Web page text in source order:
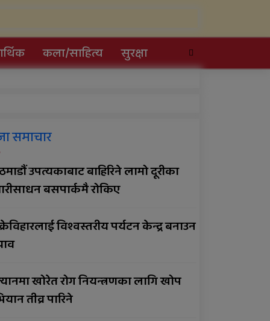
कला/साहित्य सुरक्षा
प्रदेशमै पहिलो प्रविधिमैत्री बन्दै
विरेन्द्रनगर
सार्वजनिक बिदामा पनि सेवा
सुर्खेतमा लागुऔषधविरुद्ध
समाचार
उपत्यकाबाट बाहिरिने लामो दूरीका
बसपार्कमै रोकिए
विश्वस्तरीय पर्यटन केन्द्र बनाउन
खोरेत रोग नियन्त्रणका लागि खोप
तीव्र पारिने